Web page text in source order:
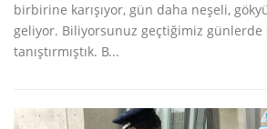
birbirine karışıyor, gün daha neşeli,
geliyor. Biliyorsunuz geçtiğimiz günlerde
tanıştırmıştık. B...